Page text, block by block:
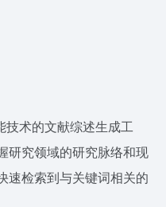
技术的文献综述生成工
研究领域的研究脉络和现
速检索到与关键词相关的